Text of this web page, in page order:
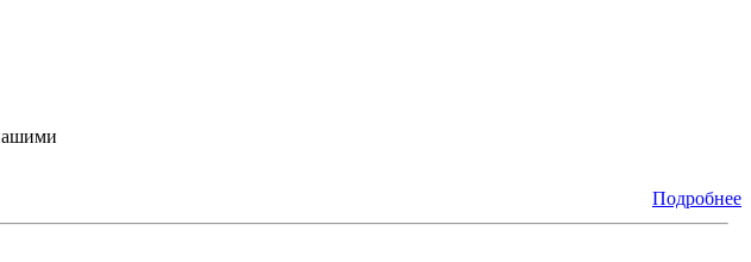
Подробнее